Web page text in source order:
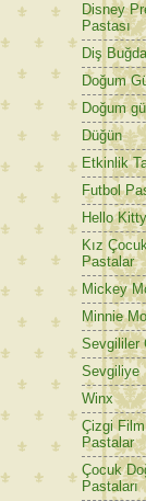
Disney
Pastası
Diş
Doğum
Doğum
Düğün
Etkinlik
Futbol
Hello Kitty
Kız
Pastalar
Mickey
Minnie
Sevgililer
Sevgiliye
Winx
Çizgi
Pastalar
Çocuk
Pastaları